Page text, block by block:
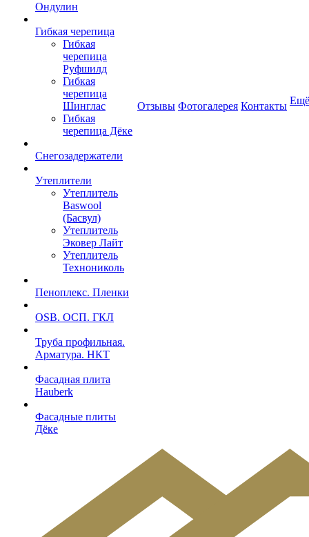
Ондулин
Гибкая черепица
Гибкая
черепица
Руфшилд
Гибкая
черепица
Шинглас
Гибкая
черепица Дёке
Снегозадержатели
Утеплители
Утеплитель
Baswool
(Басвул)
Утеплитель
Эковер Лайт
Утеплитель
Технониколь
Пеноплекс. Пленки
OSB. ОСП. ГКЛ
Труба профильная.
Арматура. НКТ
Фасадная плита
Hauberk
Фасадные плиты
Дёке
Отзывы Фотогалерея Контакты Ещё